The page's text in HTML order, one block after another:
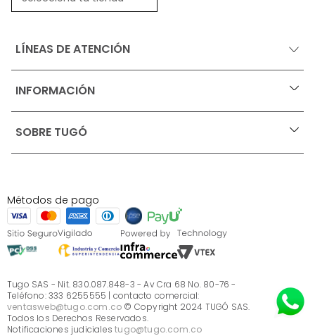
LÍNEAS DE ATENCIÓN
INFORMACIÓN +
Ofertas vigentes
Términos, condiciones y restricciones para productos
S.A.S
Términos, condiciones y restricciones Tugó S.A.S
Instructivo cuidado de muebles
Sé parte de Tugó
¿Quiénes somos?
Servicio al cliente
SOBRE TUGÓ +
¿Quieres vender en Tugó?
Métodos de pago
Tugo SAS - Nit. 830.087.848-3 - Av Cra 68 No. 80-76 -
Teléfono: 333 6255555 | contacto comercial:
ventasweb@tugo.com.co © Copyright 2024 TUGÓ SAS.
Todos los Derechos Reservados.
Notificaciones judicialestugo@tugo.com.co